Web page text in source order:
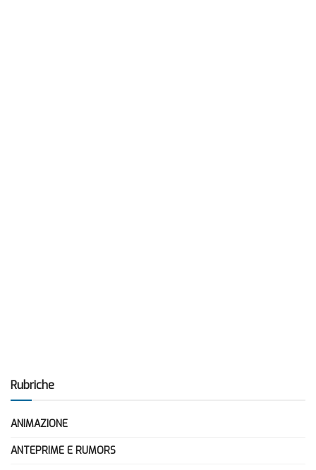
Rubriche
ANIMAZIONE
ANTEPRIME E RUMORS